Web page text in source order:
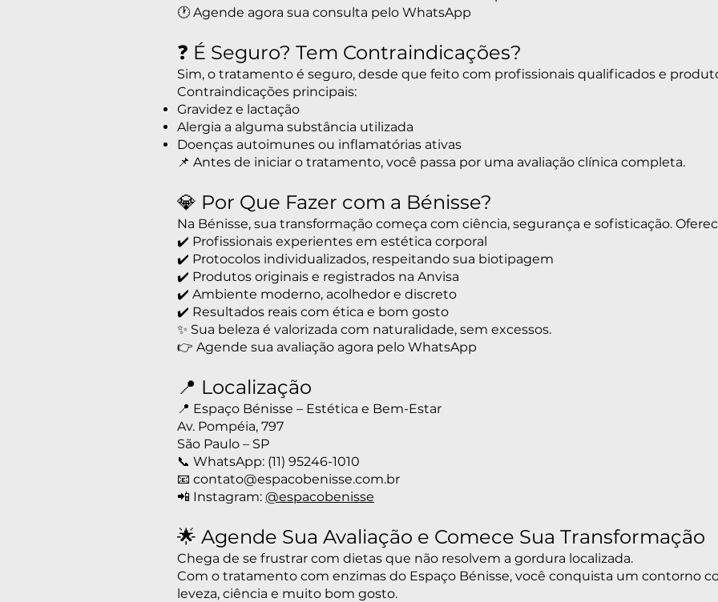
🕐 Agende agora sua consulta pelo WhatsApp
❓ É Seguro? Tem Contraindicações?
Sim, o tratamento é seguro, desde que feito com profissionais qualificados e
Contraindicações principais:
Gravidez e lactação
Alergia a alguma substância utilizada
Doenças autoimunes ou inflamatórias ativas
📌 Antes de iniciar o tratamento, você passa por uma avaliação clínica completa.
💎 Por Que Fazer com a Bénisse?
Na Bénisse, sua transformação começa com ciência, segurança e sofisticação.
✔️ Profissionais experientes em estética corporal
✔️ Protocolos individualizados, respeitando sua biotipagem
✔️ Produtos originais e registrados na Anvisa
✔️ Ambiente moderno, acolhedor e discreto
✔️ Resultados reais com ética e bom gosto
✨ Sua beleza é valorizada com naturalidade, sem excessos.
👉 Agende sua avaliação agora pelo WhatsApp
📍 Localização
📍 Espaço Bénisse – Estética e Bem-Estar
Av. Pompéia, 797
São Paulo – SP
📞 WhatsApp: (11) 95246-1010
📧 contato@espacobenisse.com.br
📲 Instagram: @espacobenisse
🌟 Agende Sua Avaliação e Comece Sua Transformação
Chega de se frustrar com dietas que não resolvem a gordura localizada.
Com o tratamento com enzimas do Espaço Bénisse, você conquista um contorno
leveza, ciência e muito bom gosto.